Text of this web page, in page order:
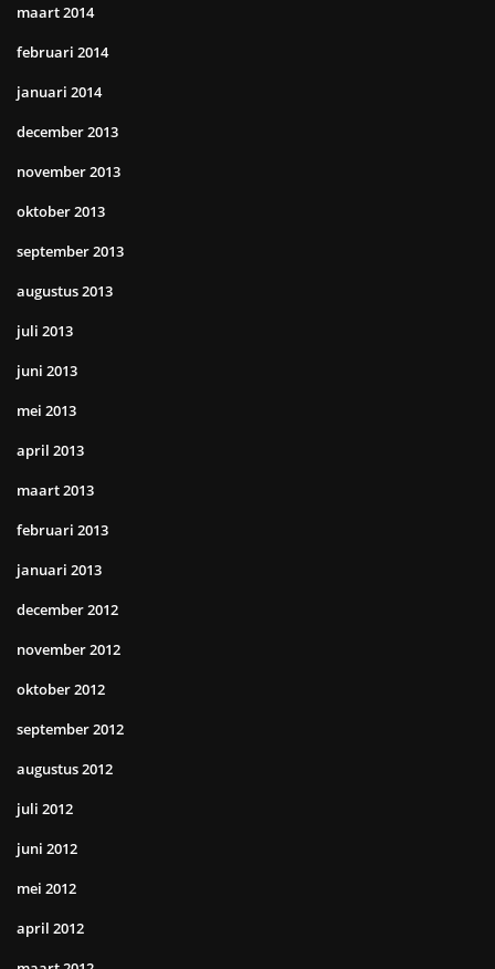
maart 2014
februari 2014
januari 2014
december 2013
november 2013
oktober 2013
september 2013
augustus 2013
juli 2013
juni 2013
mei 2013
april 2013
maart 2013
februari 2013
januari 2013
december 2012
november 2012
oktober 2012
september 2012
augustus 2012
juli 2012
juni 2012
mei 2012
april 2012